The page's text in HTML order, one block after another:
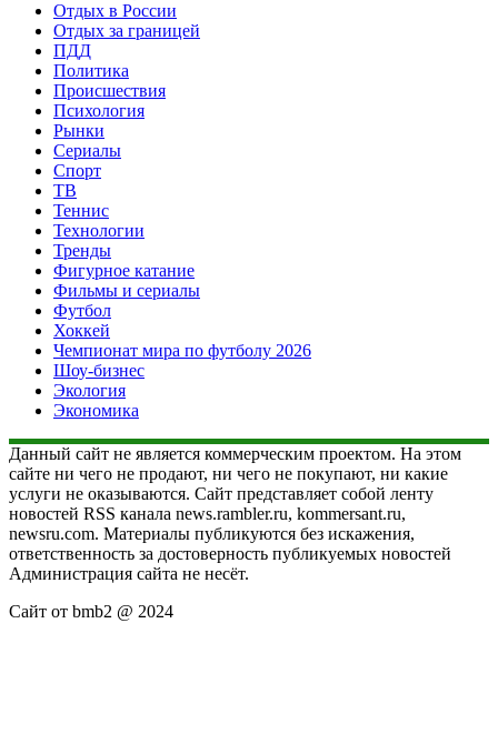
Отдых в России
Отдых за границей
ПДД
Политика
Происшествия
Психология
Рынки
Сериалы
Спорт
ТВ
Теннис
Технологии
Тренды
Фигурное катание
Фильмы и сериалы
Футбол
Хоккей
Чемпионат мира по футболу 2026
Шоу-бизнес
Экология
Экономика
Данный сайт не является коммерческим проектом. На этом
сайте ни чего не продают, ни чего не покупают, ни какие
услуги не оказываются. Сайт представляет собой ленту
новостей RSS канала news.rambler.ru, kommersant.ru,
newsru.com. Материалы публикуются без искажения,
ответственность за достоверность публикуемых новостей
Администрация сайта не несёт.
Сайт от bmb2 @ 2024